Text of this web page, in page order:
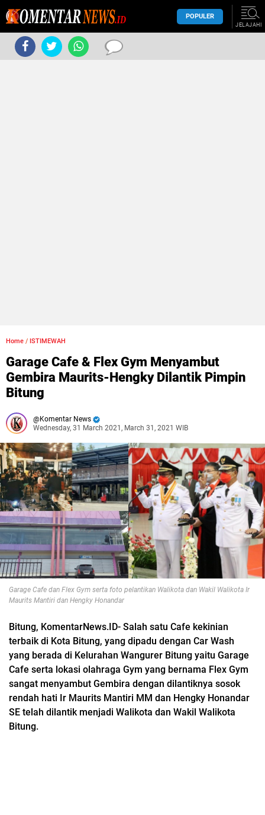
POPULER
JELAJAHI
Home / ISTIMEWAH
Garage Cafe & Flex Gym Menyambut
Gembira Maurits-Hengky Dilantik Pimpin
Bitung
Komentar News
Wednesday, 31 March 2021, March 31, 2021 WIB
Garage Cafe dan Flex Gym serta foto pelantikan Walikota dan Wakil Walikota Ir
Maurits Mantiri dan Hengky Honandar
Bitung, KomentarNews.ID- Salah satu Cafe kekinian
terbaik di Kota Bitung, yang dipadu dengan Car Wash
yang berada di Kelurahan Wangurer Bitung yaitu Garage
Cafe serta lokasi olahraga Gym yang bernama Flex Gym
sangat menyambut Gembira dengan dilantiknya sosok
rendah hati Ir Maurits Mantiri MM dan Hengky Honandar
SE telah dilantik menjadi Walikota dan Wakil Walikota
Bitung.